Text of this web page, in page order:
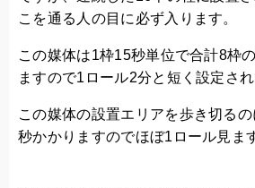
こを通る人の目に必ず入ります。
この媒体は1枠15秒単位で合計8枠
ますので1ロール2分と短く設定され
この媒体の設置エリアを歩き切る
秒かかりますのでほぼ1ロール見ま